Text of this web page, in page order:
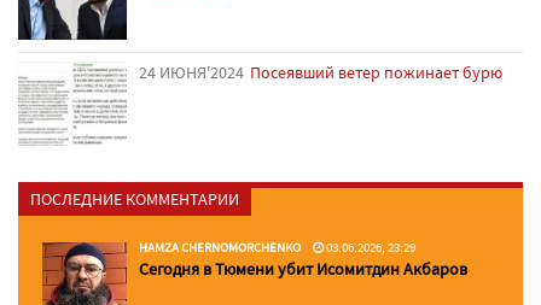
24 ИЮНЯ'2024 Посеявший ветер пожинает бурю
ПОСЛЕДНИЕ КОММЕНТАРИИ
HAMZA CHERNOMORCHENKO 03.06.2026, 23:29
Сегодня в Тюмени убит Исомитдин Акбаров